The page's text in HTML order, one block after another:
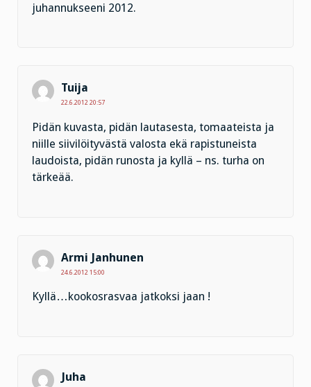
juhannukseeni 2012.
Tuija
22.6.2012 20:57
Pidän kuvasta, pidän lautasesta, tomaateista ja
niille siivilöityvästä valosta ekä rapistuneista
laudoista, pidän runosta ja kyllä – ns. turha on
tärkeää.
Armi Janhunen
24.6.2012 15:00
Kyllä…kookosrasvaa jatkoksi jaan !
Juha